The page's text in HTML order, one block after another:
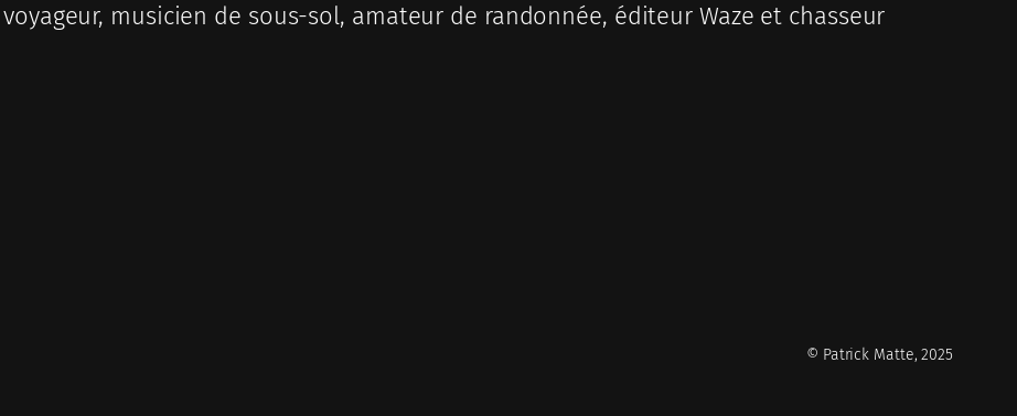
musicien de sous-sol, amateur de randonnée, éditeur Waze et chasseur
© Patrick Matte, 2025